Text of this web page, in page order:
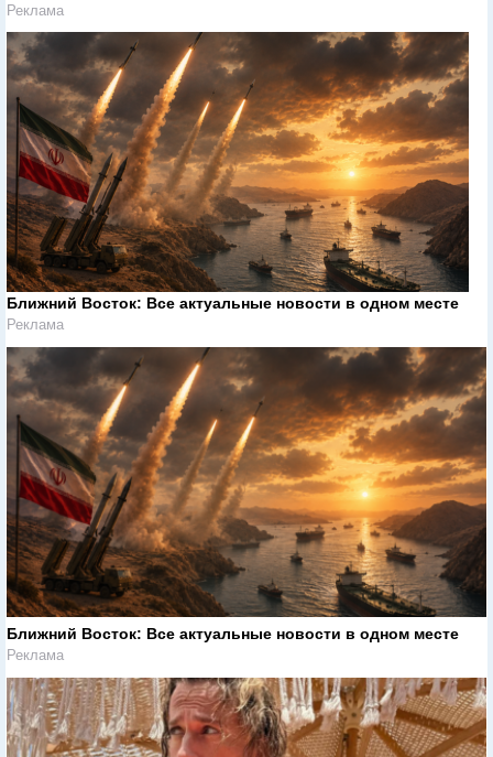
Реклама
Ближний Восток: Все актуальные новости в одном месте
Реклама
Ближний Восток: Все актуальные новости в одном месте
Реклама